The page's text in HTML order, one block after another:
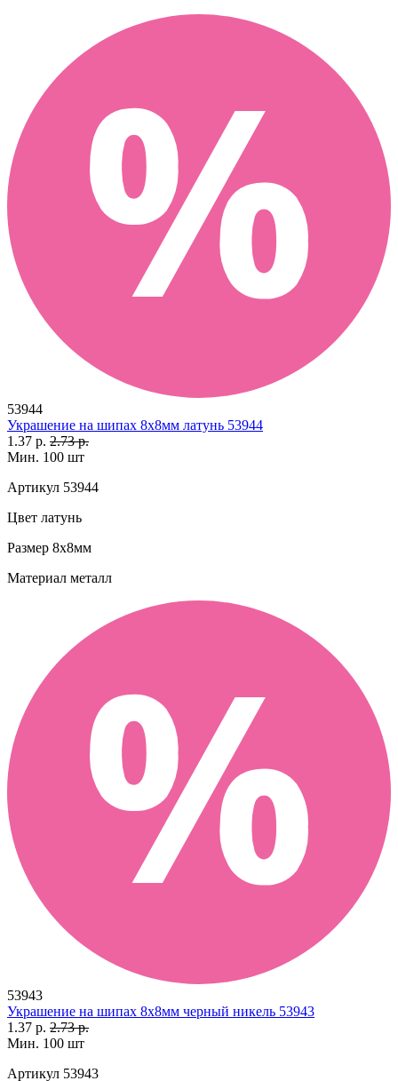
53944
Украшение на шипах 8х8мм латунь 53944
1.37 р. 2.73 р.
Мин. 100 шт
Артикул 53944
Цвет латунь
Размер 8х8мм
Материал металл
53943
Украшение на шипах 8х8мм черный никель 53943
1.37 р. 2.73 р.
Мин. 100 шт
Артикул 53943